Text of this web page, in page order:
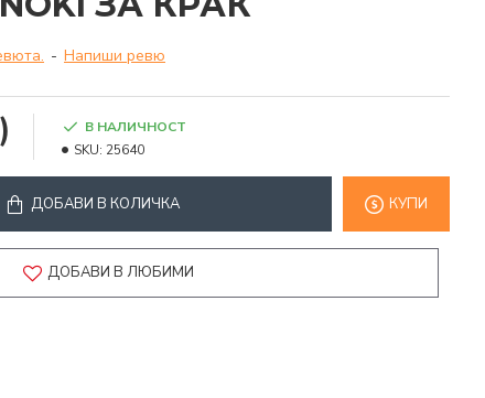
- Напиши ревю
В НАЛИЧНОСТ
SKU: 25640
ДОБАВИ В КОЛИЧКА КУПИ
ДОБАВИ В ЛЮБИМИ